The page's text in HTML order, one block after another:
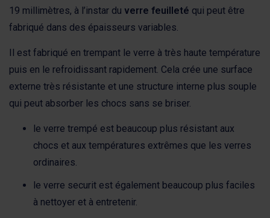
19 millimètres, à l’instar du verre feuilleté qui peut être
fabriqué dans des épaisseurs variables.
Il est fabriqué en trempant le verre à très haute température
puis en le refroidissant rapidement. Cela crée une surface
externe très résistante et une structure interne plus souple
qui peut absorber les chocs sans se briser.
le verre trempé est beaucoup plus résistant aux
chocs et aux températures extrêmes que les verres
ordinaires.
le verre securit est également beaucoup plus faciles
à nettoyer et à entretenir.